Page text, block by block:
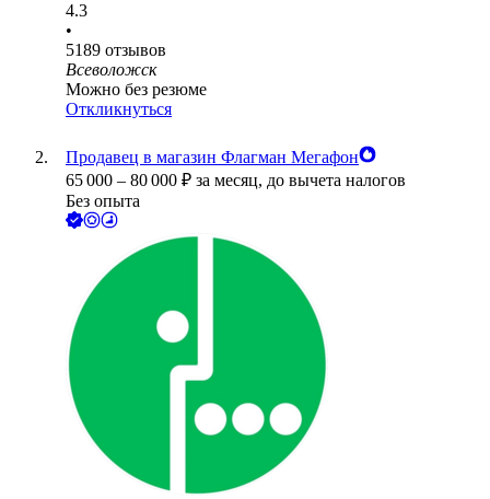
4.3
•
5189 отзывов
Всеволожск
Можно без резюме
Откликнуться
Продавец в магазин Флагман Мегафон
65 000 – 80 000 ₽ за месяц, до вычета налогов
Без опыта